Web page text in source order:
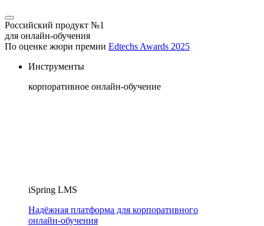
Российский продукт №1
для онлайн-обучения
По оценке жюри премии Edtechs Awards 2025
Инструменты
корпоративное онлайн-обучение
iSpring LMS
Надёжная платформа для корпоративного
онлайн‑обучения